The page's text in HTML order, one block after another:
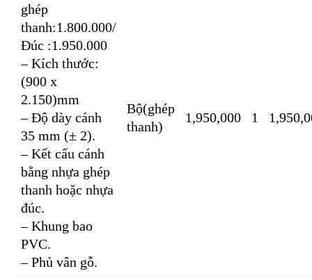
ghép
thanh:1.800.000/
Đúc :1.950.000
– Kích thước:
(900 x
2.150)mm
– Độ dày cánh
35 mm (± 2).
– Kết cấu cánh
bằng nhựa ghép
thanh hoặc nhựa
đúc.
– Khung bao
PVC.
– Phủ vân gỗ.
Bộ(ghép
thanh)
1,950,000 1